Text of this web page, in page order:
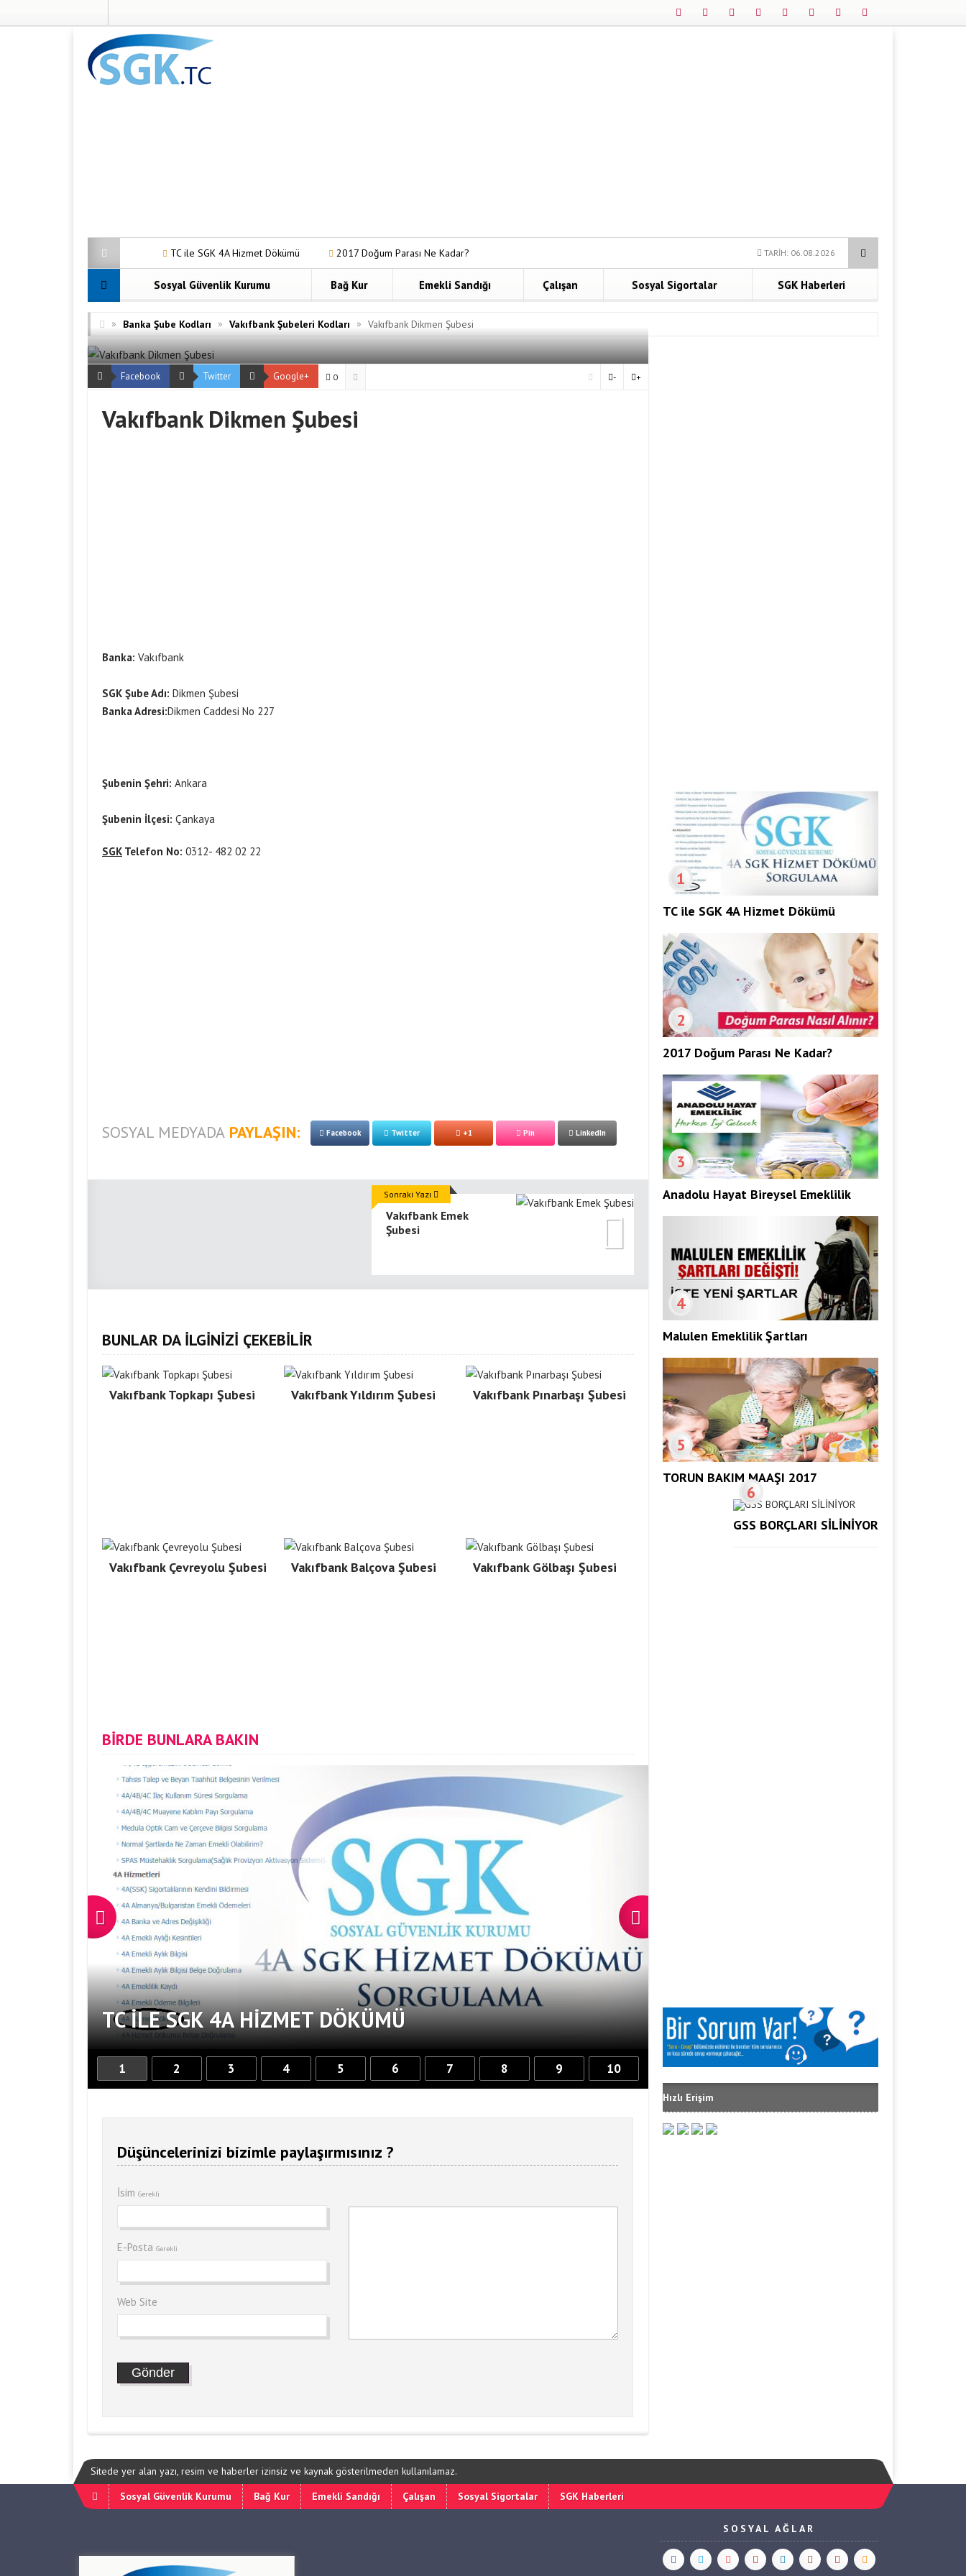
TC ile SGK 4A Hizmet Dökümü 2017 Doğum Parası Ne Kadar? GSS Borç Sorgulama Nasıl Yapılır? Anadolu Hayat Bireysel Emeklilik Malulen Emeklilik Şartları
TARİH: 06.08.2026
Sosyal Güvenlik Kurumu Bağ Kur Emekli Sandığı Çalışan Sosyal Sigortalar SGK Haberleri
» Banka Şube Kodları » Vakıfbank Şubeleri Kodları » Vakıfbank Dikmen Şubesi
Facebook Twitter Google+ 0 +
-
Vakıfbank Dikmen Şubesi
Banka: Vakıfbank
SGK Şube Adı: Dikmen Şubesi
Banka Adresi:Dikmen Caddesi No 227
Şubenin Şehri: Ankara
Şubenin İlçesi: Çankaya
SGK Telefon No: 0312- 482 02 22
SOSYAL MEDYADA PAYLAŞIN: Facebook Twitter +1 Pin LinkedIn
Vakıfbank Emek
Şubesi
Sonraki Yazı
BUNLAR DA İLGİNİZİ ÇEKEBİLİR
Vakıfbank Topkapı Şubesi Vakıfbank Yıldırım Şubesi Vakıfbank Pınarbaşı Şubesi
Vakıfbank Çevreyolu Şubesi Vakıfbank Balçova Şubesi Vakıfbank Gölbaşı Şubesi
BİRDE BUNLARA BAKIN
TC ILE SGK 4A HIZMET DÖKÜMÜ 2017 DOĞUM PARASI NE
1 2 3 4 5 6 7 8 9 10
Düşüncelerinizi bizimle paylaşırmısınız ?
İsim Gerekli
E-Posta Gerekli
Web Site
1
TC ile SGK 4A Hizmet Dökümü
2
2017 Doğum Parası Ne Kadar?
3
Anadolu Hayat Bireysel Emeklilik
4
Malulen Emeklilik Şartları
5
TORUN BAKIM MAAŞI 2017
6
GSS BORÇLARI SİLİNİYOR
Hızlı Erişim
Sitede yer alan yazı, resim ve haberler izinsiz ve kaynak gösterilmeden kullanılamaz.
Sosyal Güvenlik Kurumu
Bağ Kur Emekli Sandığı Çalışan Sosyal Sigortalar SGK Haberleri
SOSYAL AĞLAR